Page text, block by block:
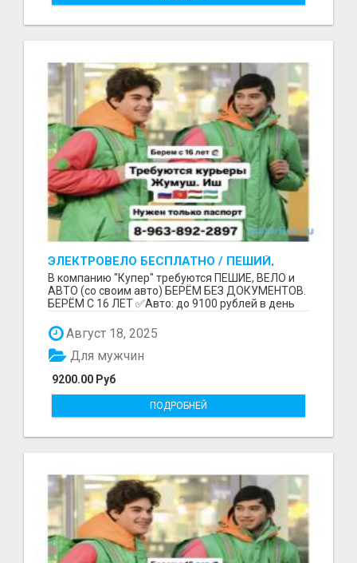
ЭЛЕКТРОВЕЛО БЕСПЛАТНО / ПЕШИЙ,
ВЕЛО, АВТО / БЕРЕМ БЕЗ ДОКУМЕНТОВ /
ЛЮБОЙ РАЙОН / С 16 ЛЕТ
В компанию "Купер" требуются ПЕШИЕ, ВЕЛО и
АВТО (со своим авто) БЕРЁМ БЕЗ ДОКУМЕНТОВ.
БЕРЁМ С 16 ЛЕТ ✅Авто: до 9100 рублей в день
Август 18, 2025
9200.00 Руб
Для мужчин
ПОДРОБНЕЙ